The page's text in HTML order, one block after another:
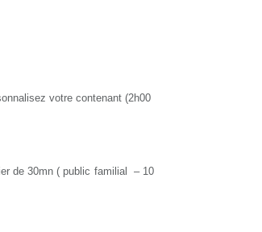
nalisez votre contenant (2h00
de30mn ( public familial – 10